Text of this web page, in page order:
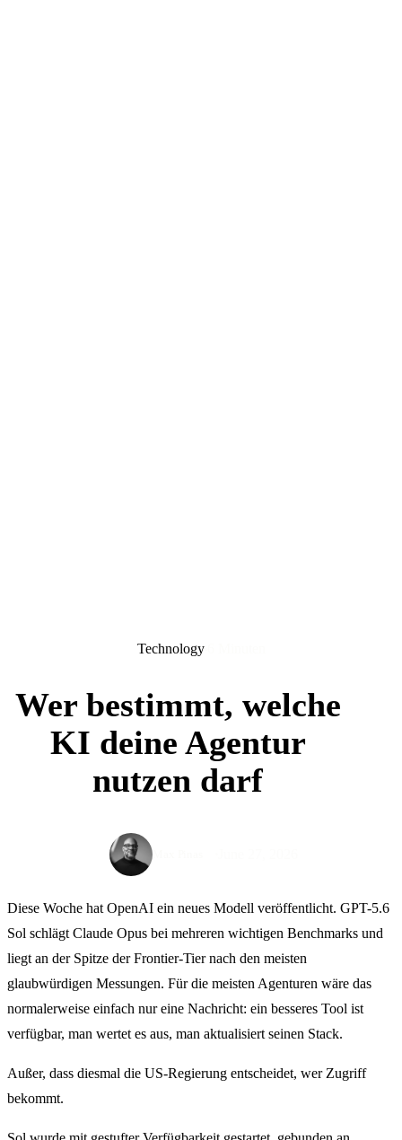
Technology
Wer bestimmt, welche
KI deine Agentur
nutzen darf
Max Pinas
Diese Woche hat OpenAI ein neues Modell veröffentlicht. GPT-5.6
Sol schlägt Claude Opus bei mehreren wichtigen Benchmarks und
liegt an der Spitze der Frontier-Tier nach den meisten
glaubwürdigen Messungen. Für die meisten Agenturen wäre das
normalerweise einfach nur eine Nachricht: ein besseres Tool ist
verfügbar, man wertet es aus, man aktualisiert seinen Stack.
Außer, dass diesmal die US-Regierung entscheidet, wer Zugriff
bekommt.